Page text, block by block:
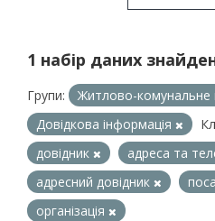
1 набір даних
Групи:
Житлово-комунальне
Довідкова інформація
довідник
адреса та
адресний довідник
організація